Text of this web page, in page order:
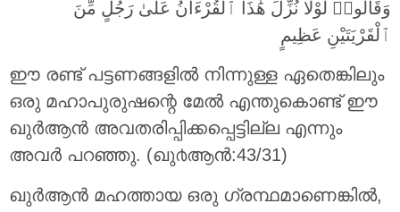
وَقَالُوا۟ لَوْلَا نُزِّلَ هَٰذَا ٱلْقُرْءَانُ عَلَىٰ رَجُلٍ مِّنَ
ٱلْقَرْيَتَيْنِ عَظِيمٍ
ഈ രണ്ട് പട്ടണങ്ങളില്‍ നിന്നുള്ള ഏതെങ്കിലും
ഒരു മഹാപുരുഷന്റെ മേല്‍ എന്തുകൊണ്ട് ഈ
ഖുര്‍ആന്‍ അവതരിപ്പിക്കപ്പെട്ടില്ല എന്നും
അവര്‍ പറഞ്ഞു. (ഖു൪ആന്‍:43/31)
ഖുര്‍ആന്‍ മഹത്തായ ഒരു ഗ്രന്ഥമാണെങ്കില്‍,